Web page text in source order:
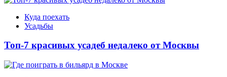
Куда поехать
Усадьбы
Топ-7 красивых усадеб недалеко от Москвы